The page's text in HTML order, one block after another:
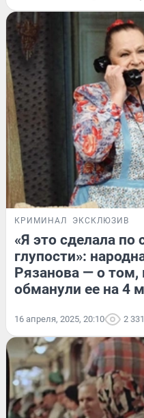
КРИМИНАЛ ЭКСКЛЮЗИВ
«Я это сделала по
глупости»:
Рязанова — о
обманули ее на 4
16 апреля, 2025, 20:10 2 331